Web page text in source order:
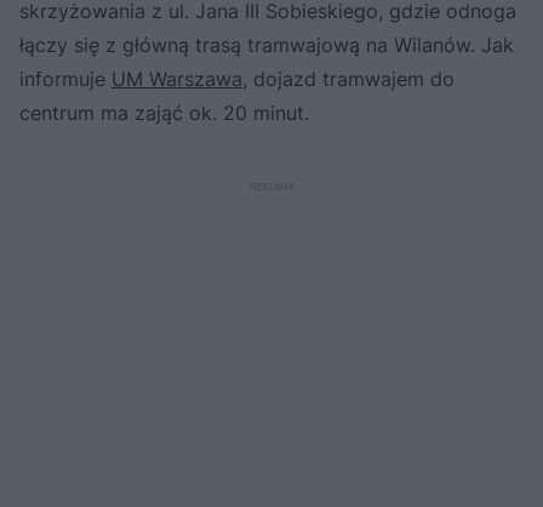
skrzyżowania z ul. Jana III Sobieskiego, gdzie odnoga
łączy się z główną trasą tramwajową na Wilanów. Jak
informuje UM Warszawa, dojazd tramwajem do
centrum ma zająć ok. 20 minut.